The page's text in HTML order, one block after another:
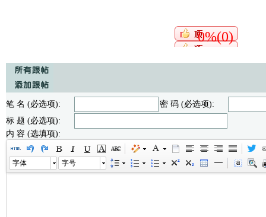
0%(0)
笔 名 (必选项):
密 码 (必选项):
标 题 (必选项):
内 容 (选填项):
字体 字号